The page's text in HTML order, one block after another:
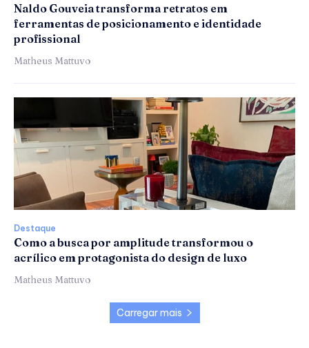
Naldo Gouveia transforma retratos em
ferramentas de posicionamento e identidade
profissional
Matheus Mattuvo
Destaque
Como a busca por amplitude transformou o
acrílico em protagonista do design de luxo
Matheus Mattuvo
Carregar mais